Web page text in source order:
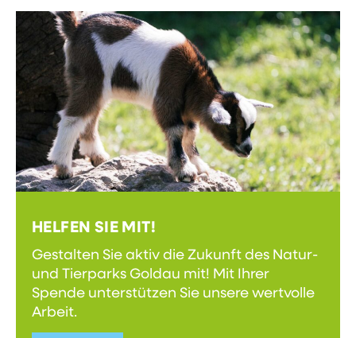
HELFEN SIE MIT!
Gestalten Sie aktiv die Zukunft des Natur-
und Tierparks Goldau mit! Mit Ihrer
Spende unterstützen Sie unsere wertvolle
Arbeit.